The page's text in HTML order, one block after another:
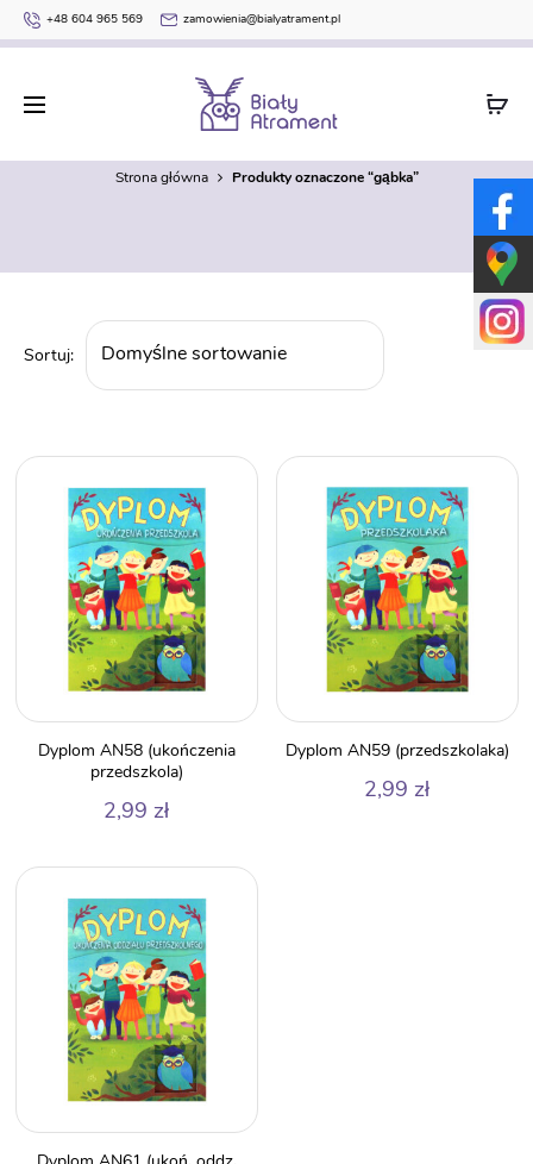
+48 604 965 569 zamowienia@bialyatrament.pl
gąbka
Strona główna Produkty oznaczone “gąbka”
Dyplom AN58 (ukończenia
przedszkola)
2,99 zł
Dyplom AN59 (przedszkolaka)
2,99 zł